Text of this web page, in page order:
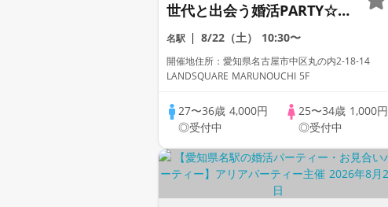
世代と出会う婚活PARTY☆結
婚に繋がる恋を始めません
か？
名駅 8/22（土） 10:30〜
開催地住所：愛知県名古屋市中区丸の内2-18-14
LANDSQUARE MARUNOUCHI 5F
27〜36歳 4,000円
◎受付中
25〜34歳 1,000円
◎受付中